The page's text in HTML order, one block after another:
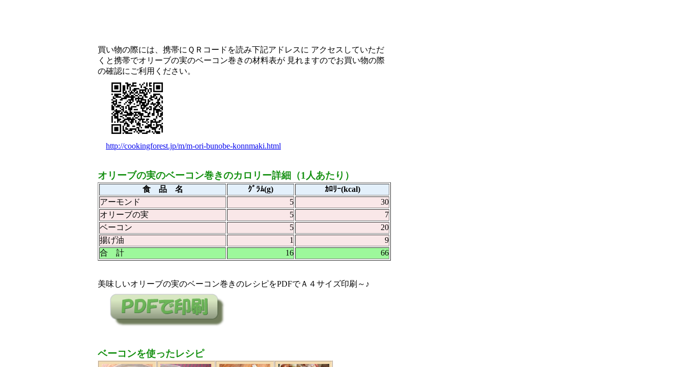
買い物の際には、携帯にＱＲコードを読み下記アドレスに アクセスしていただ
くと携帯でオリーブの実のベーコン巻きの材料表が 見れますのでお買い物の際
の確認にご利用ください。
http://cookingforest.jp/m/m-ori-bunobe-konnmaki.html
オリーブの実のベーコン巻きのカロリー詳細（1人あたり）
食 品 名 ｸﾞﾗﾑ(g)
ｶﾛﾘｰ(kcal)
アーモンド
5
30
オリーブの実
5
7
ベーコン
5
20
揚げ油
1
9
合 計
16 66
美味しいオリーブの実のベーコン巻きのレシピをPDFでＡ４サイズ印刷～♪
ベーコンを使ったレシピ